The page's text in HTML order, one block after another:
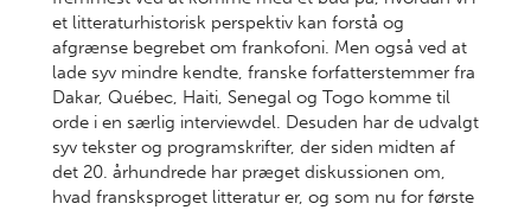
et litteraturhistorisk perspektiv kan forstå og
afgrænse begrebet om frankofoni. Men også ved at
lade syv mindre kendte, franske forfatterstemmer fra
Dakar, Québec, Haiti, Senegal og Togo komme til
orde i en særlig interviewdel. Desuden har de udvalgt
syv tekster og programskrifter, der siden midten af
det 20. århundrede har præget diskussionen om,
hvad fransksproget litteratur er, og som nu for første